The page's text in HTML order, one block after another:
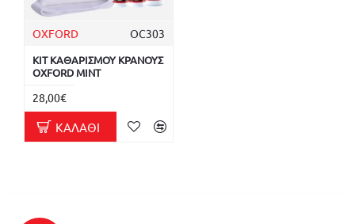
OXFORD OC303
ΚΙΤ ΚΑΘΑΡΙΣΜΟΥ ΚΡΑΝΟΥΣ
OXFORD MINT
28,00€
ΚΑΛΆΘΙ